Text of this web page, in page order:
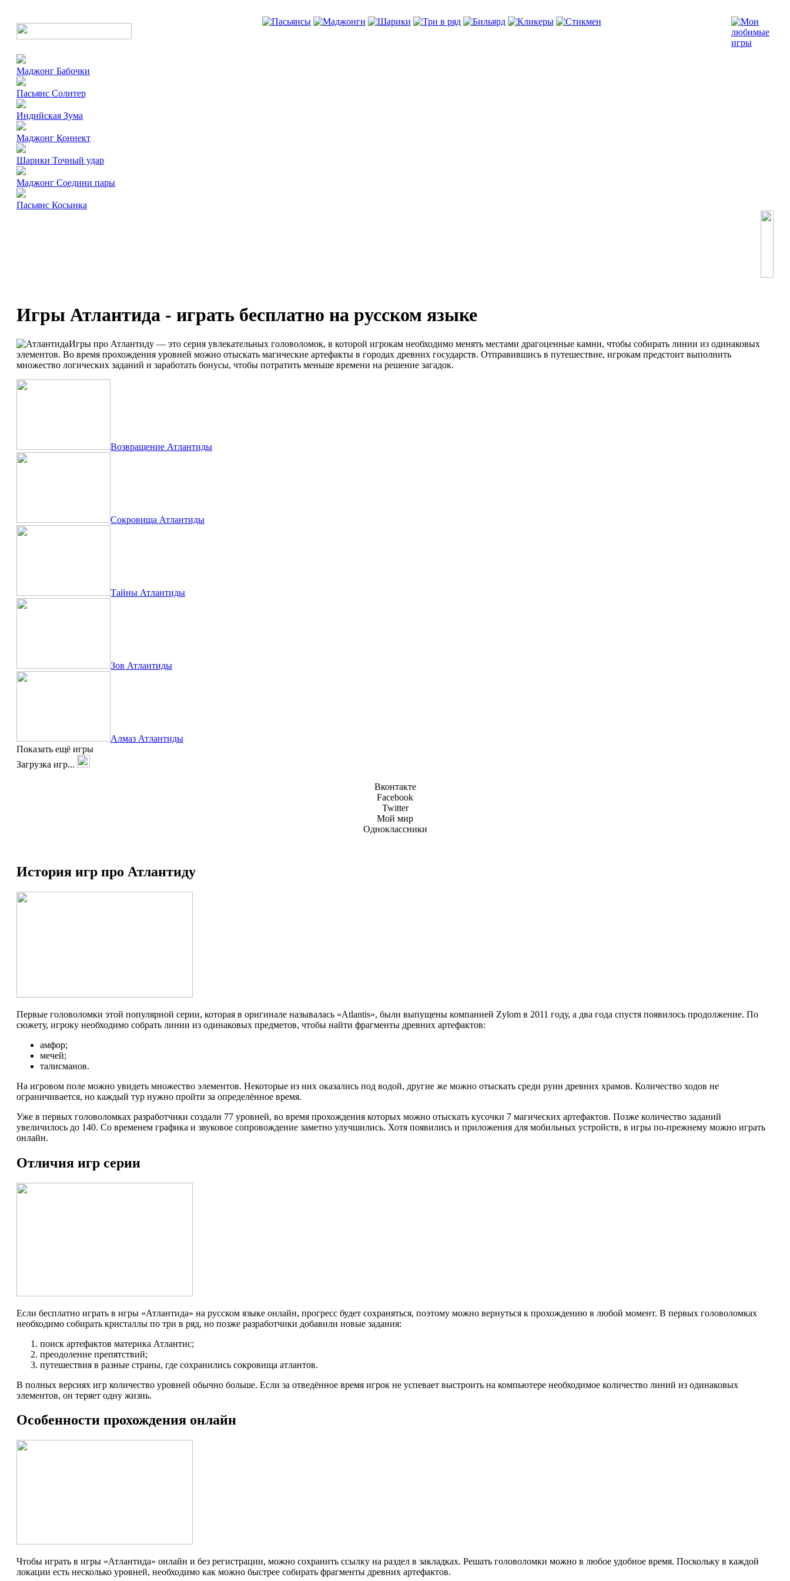
Маджонг Бабочки
Пасьянс Солитер
Индийская Зума
Маджонг Коннект
Шарики Точный удар
Маджонг Соедини пары
Пасьянс Косынка
Игры Атлантида - играть бесплатно на русском языке
Игры про Атлантиду — это серия увлекательных головоломок, в которой игрокам необходимо менять местами драгоценные камни, чтобы собирать линии из одинаковых
элементов. Во время прохождения уровней можно отыскать магические артефакты в городах древних государств. Отправившись в путешествие, игрокам предстоит выполнить
множество логических заданий и заработать бонусы, чтобы потратить меньше времени на решение загадок.
История игр про Атлантиду
Первые головоломки этой популярной серии, которая в оригинале называлась «Atlantis», были выпущены компанией Zylom в 2011 году, а два года спустя появилось продолжение. По
сюжету, игроку необходимо собрать линии из одинаковых предметов, чтобы найти фрагменты древних артефактов:
амфор;
мечей;
талисманов.
На игровом поле можно увидеть множество элементов. Некоторые из них оказались под водой, другие же можно отыскать среди руин древних храмов. Количество ходов не
ограничивается, но каждый тур нужно пройти за определённое время.
Уже в первых головоломках разработчики создали 77 уровней, во время прохождения которых можно отыскать кусочки 7 магических артефактов. Позже количество заданий
увеличилось до 140. Со временем графика и звуковое сопровождение заметно улучшились. Хотя появились и приложения для мобильных устройств, в игры по-прежнему можно играть
онлайн.
Отличия игр серии
Если бесплатно играть в игры «Атлантида» на русском языке онлайн, прогресс будет сохраняться, поэтому можно вернуться к прохождению в любой момент. В первых головоломках
необходимо собирать кристаллы по три в ряд, но позже разработчики добавили новые задания:
поиск артефактов материка Атлантис;
преодоление препятствий;
путешествия в разные страны, где сохранились сокровища атлантов.
В полных версиях игр количество уровней обычно больше. Если за отведённое время игрок не успевает выстроить на компьютере необходимое количество линий из одинаковых
элементов, он теряет одну жизнь.
Особенности прохождения онлайн
Чтобы играть в игры «Атлантида» онлайн и без регистрации, можно сохранить ссылку на раздел в закладках. Решать головоломки можно в любое удобное время. Поскольку в каждой
локации есть несколько уровней, необходимо как можно быстрее собирать фрагменты древних артефактов.
Возвращение Атлантиды
Сокровища Атлантиды
Тайны Атлантиды
Зов Атлантиды
Алмаз Атлантиды
Показать ещё игры
Загрузка игр...
Вконтакте
Facebook
Twitter
Мой мир
Одноклассники